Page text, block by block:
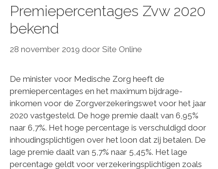
Premiepercentages Zvw 2020
bekend
28 november 2019 door Site Online
De minister voor Medische Zorg heeft de
premiepercentages en het maximum bijdrage-
inkomen voor de Zorgverzekeringswet voor het jaar
2020 vastgesteld. De hoge premie daalt van 6,95%
naar 6,7%. Het hoge percentage is verschuldigd door
inhoudingsplichtigen over het loon dat zij betalen. De
lage premie daalt van 5,7% naar 5,45%. Het lage
percentage geldt voor verzekeringsplichtigen zoals